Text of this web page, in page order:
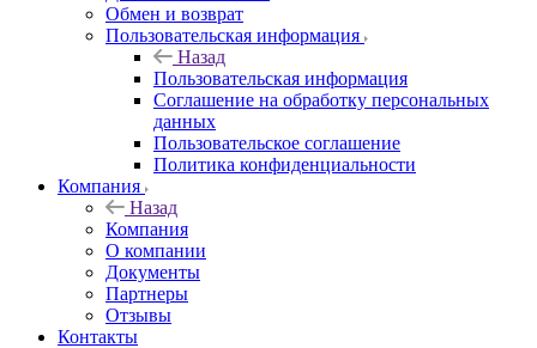
Обмен и возврат
Пользовательская информация
Назад
Пользовательская информация
Соглашение на обработку персональных
данных
Пользовательское соглашение
Политика конфиденциальности
Компания
Назад
Компания
О компании
Документы
Партнеры
Отзывы
Контакты